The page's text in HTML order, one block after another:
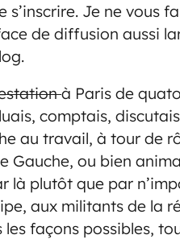
Je ne vous
de diffusion aussi
à Paris de
comptais,
au travail, à tour de
ou bien
là plutôt que par
aux militants de la
façons possibles,